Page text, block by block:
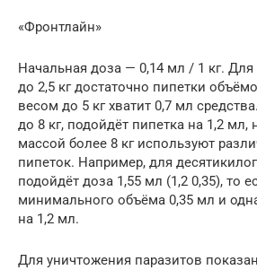
«Фронтлайн»
Начальная доза — 0,14 мл / 1 кг.
до 2,5 кг достаточно пипетки
весом до 5 кг хватит 0,7 мл
до 8 кг, подойдёт пипетка на 1,2 мл,
массой более 8 кг используют
пипеток. Например, для
подойдёт доза 1,55 мл (1,2 0,35), то
минимального объёма 0,35 мл и
на 1,2 мл.
Для уничтожения паразитов